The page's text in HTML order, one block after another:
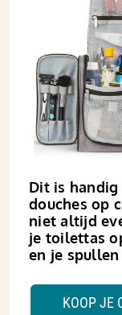
Dit is
douches op
niet altijd
je toilettas
en je spullen
KOOP JE